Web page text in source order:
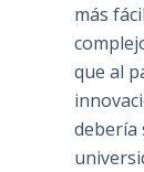
más
que al
debería